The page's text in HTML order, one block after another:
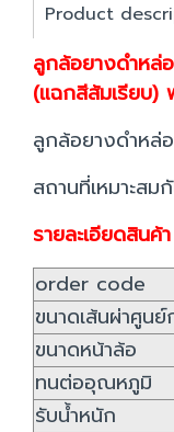
Product
ลูกล้อยางดำห
(แฉกสีส้มเรียบ)
ลูกล้อยางดำหล่
สถานที่เหมาะสม
รายละเอียดสินค้า
order code
ขนาดเส้นผ่าศูน
ขนาดหน้าล้อ
ทนต่ออุณหภูมิ
รับน้ำหนัก